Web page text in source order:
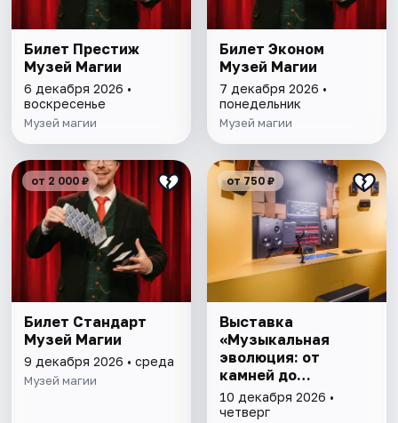
Билет Престиж
Музей Магии
6 декабря 2026 •
воскресенье
Музей магии
Билет Эконом
Музей Магии
7 декабря 2026 •
понедельник
Музей магии
от 2 000 ₽
Билет Стандарт
Музей Магии
9 декабря 2026 • среда
Музей магии
от 750 ₽
Выставка
«Музыкальная
эволюция: от
камней до
нейросети»
10 декабря 2026 •
четверг